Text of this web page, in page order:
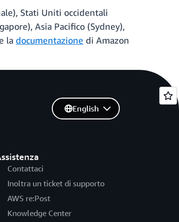
Stati Uniti occidentali
Asia Pacifico (Sydney),
la documentazione di Amazon
Contattaci
Inoltra un ticket di supporto
AWS re:Post
Knowledge Center
English